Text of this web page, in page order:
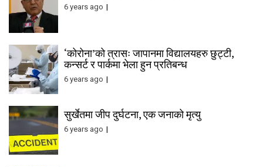
6 years ago
‘कोरोना’को त्रासः जापानमा विद्यालयहरु छुट्टी,
कन्सर्ट र पार्कमा भेला हुन प्रतिबन्ध
6 years ago
सुर्खेतमा जीप दुर्घटना, एक जनाको मृत्यु
6 years ago